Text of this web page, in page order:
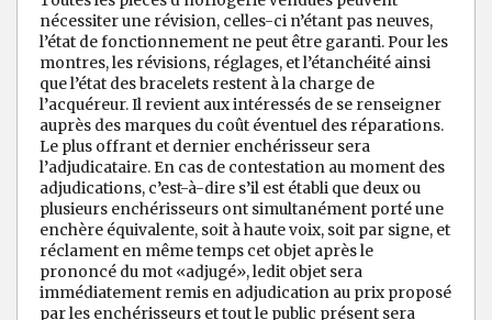
nécessiter une révision, celles-ci n’étant pas neuves,
l’état de fonctionnement ne peut être garanti. Pour les
montres, les révisions, réglages, et l’étanchéité ainsi
que l’état des bracelets restent à la charge de
l’acquéreur. Il revient aux intéressés de se renseigner
auprès des marques du coût éventuel des réparations.
Le plus offrant et dernier enchérisseur sera
l’adjudicataire. En cas de contestation au moment des
adjudications, c’est-à-dire s’il est établi que deux ou
plusieurs enchérisseurs ont simultanément porté une
enchère équivalente, soit à haute voix, soit par signe, et
réclament en même temps cet objet après le
prononcé du mot «adjugé», ledit objet sera
immédiatement remis en adjudication au prix proposé
par les enchérisseurs et tout le public présent sera